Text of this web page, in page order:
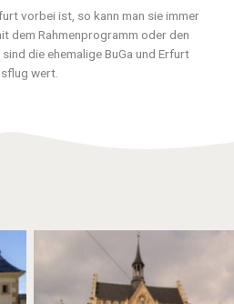
vorbei ist, so kann man sie immer
dem Rahmenprogramm oder den
die ehemalige BuGa und Erfurt
wert.